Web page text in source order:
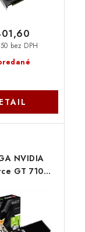
bez DPH
NVIDIA
GT 710
1xDVI